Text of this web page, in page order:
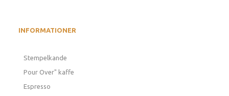
INFORMATIONER
Stempelkande
Pour Over" kaffe
Espresso